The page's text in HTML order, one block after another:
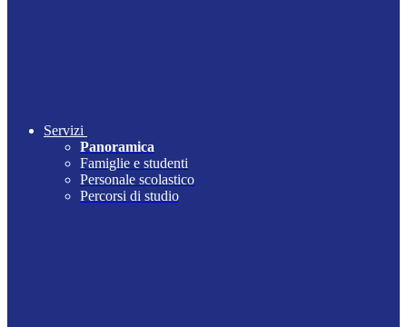
Servizi
Panoramica
Famiglie e studenti
Personale scolastico
Percorsi di studio